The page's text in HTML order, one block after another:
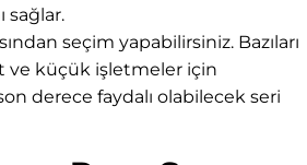
sağlar.
seçim yapabilirsiniz. Bazıları
ve küçük işletmeler için
derece faydalı olabilecek seri